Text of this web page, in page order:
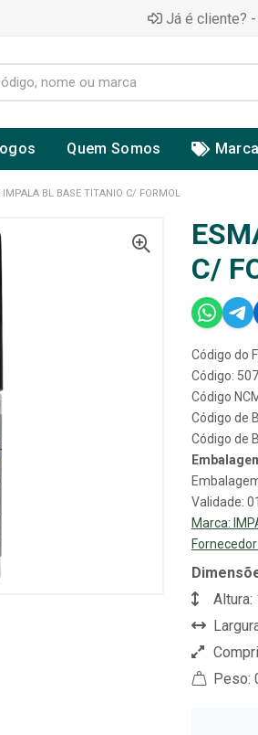
Já é cliente? -
Quem Somos
IMPALA BL BASE TITANIO C/ FORMOL
C/
Código do
Código:
Código
Código de
Código de
Validade:
Marca:
Fornecedor:
Altura:
Peso: